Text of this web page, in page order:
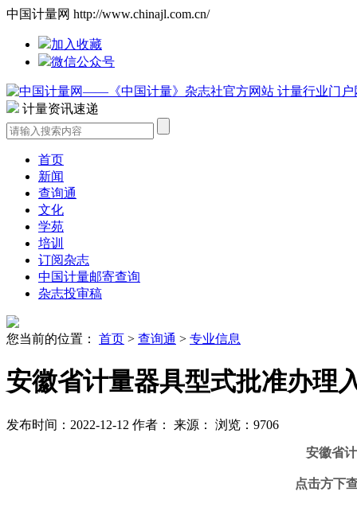
中国计量网 http://www.chinajl.com.cn/
加入收藏
微信公众号
计量资讯速递
首页
新闻
查询通
文化
学苑
培训
订阅杂志
中国计量邮寄查询
杂志投审稿
您当前的位置： 首页 > 查询通 > 专业信息
安徽省计量器具型式批准办理
发布时间：2022-12-12 作者： 来源： 浏览：9706
安徽省
点击方下